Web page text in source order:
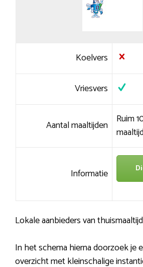
Koelvers
Vriesvers
Aantal maaltijden Ruim
Informatie
Lokale aanbieders van
In het schema hierna doorzoek je
overzicht met kleinschalige